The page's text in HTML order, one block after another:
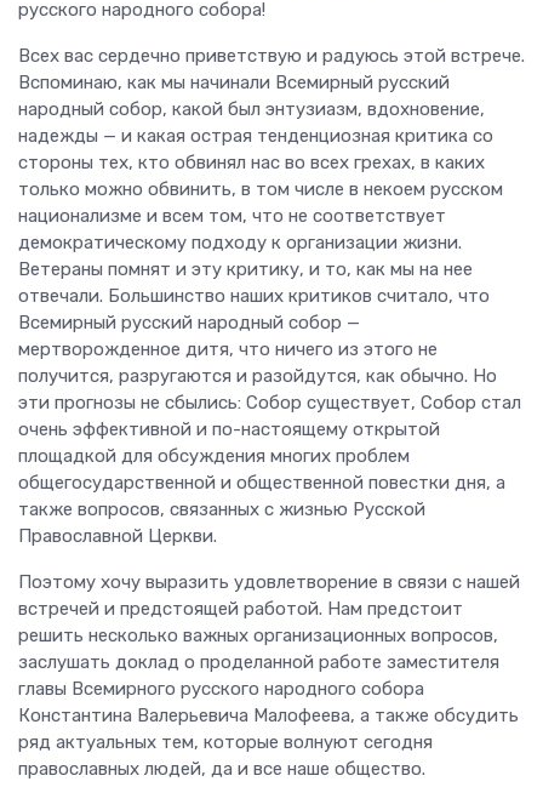
русского народного собора!
Всех вас сердечно приветствую и радуюсь этой встрече.
Вспоминаю, как мы начинали Всемирный русский
народный собор, какой был энтузиазм, вдохновение,
надежды — и какая острая тенденциозная критика со
стороны тех, кто обвинял нас во всех грехах, в каких
только можно обвинить, в том числе в некоем русском
национализме и всем том, что не соответствует
демократическому подходу к организации жизни.
Ветераны помнят и эту критику, и то, как мы на нее
отвечали. Большинство наших критиков считало, что
Всемирный русский народный собор —
мертворожденное дитя, что ничего из этого не
получится, разругаются и разойдутся, как обычно. Но
эти прогнозы не сбылись: Собор существует, Собор стал
очень эффективной и по-настоящему открытой
площадкой для обсуждения многих проблем
общегосударственной и общественной повестки дня, а
также вопросов, связанных с жизнью Русской
Православной Церкви.
Поэтому хочу выразить удовлетворение в связи с нашей
встречей и предстоящей работой. Нам предстоит
решить несколько важных организационных вопросов,
заслушать доклад о проделанной работе заместителя
главы Всемирного русского народного собора
Константина Валерьевича Малофеева, а также обсудить
ряд актуальных тем, которые волнуют сегодня
православных людей, да и все наше общество.